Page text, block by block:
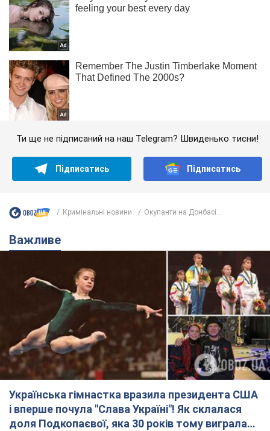
Ти ще не підписаний на наш Telegram? Швиденько тисни!
Підписатись Підписатись
Кримінальні новини Окупанти на Донбасі...
Важливе
Українська гімнастка вразила президента США
і вперше почула "Слава Україні"! Як склалася
доля Подкопаєвої, яка 30 років тому виграла